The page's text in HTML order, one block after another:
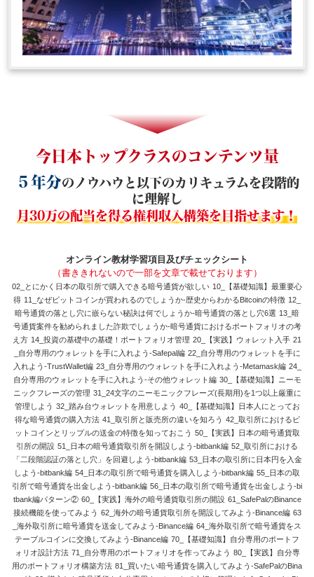
今日本トップクラスのコンテンツ量
５年分のノウハウと以下のカリキュラムを段階的
に理解し
月30万の配当を得る権利収入構築を目指せます！
オンライン教材学習項目及びチェックシート
（書ききれないので一部を文章で載せております）
02_とにかく日本の取引所で購入できる暗号通貨が欲しい 10_【基礎知識】最重要心
得 11_なぜビットコインが買われるのでしょうか-歴史からわかるBitcoinの特徴 12_
暗号通貨の落とし穴に嵌らない秘訣は何でしょうか-暗号通貨の落とし穴6選 13_暗
号通貨案件を勧められました詐欺でしょうか-暗号通貨におけるポートフォリオの考
え方 14_投資の基礎中の基礎！ポートフォリオ管理 20_【実践】ウォレット入手 21
_自分専用のウォレットを手に入れよう-Safepal編 22_自分専用のウォレットを手に
入れよう-TrustWallet編 23_自分専用のウォレットを手に入れよう-Metamask編 24_
自分専用のウォレットを手に入れよう-その他ウォレット編 30_【基礎知識】ニーモ
ニックフレーズの管理 31_24文字のニーモニックフレーズ(長期用)を1つ以上厳重に
管理しよう 32_踏み台ウォレットを用意しよう 40_【基礎知識】日本人にとってお
得な暗号通貨の購入方法 41_取引所と販売所の違いを知ろう 42_取引所におけるビ
ットコインとリップルの送金の特徴を知っておこう 50_【実践】日本の暗号通貨取
引所の開設 51_日本の暗号通貨取引所を開設しよう-bitbank編 52_取引所における
「二段階認証の落とし穴」を回避しよう-bitbank編 53_日本の取引所に日本円を入金
しよう-bitbank編 54_日本の取引所で暗号通貨を購入しよう-bitbank編 55_日本の取
引所で暗号通貨を出金しよう-bitbank編 56_日本の取引所で暗号通貨を出金しよう-bi
tbank編パターン② 60_【実践】海外の暗号通貨取引所の開設 61_SafePalのBinance
接続機能を使ってみよう 62_海外の暗号通貨取引所を開設してみよう-Binance編 63
_海外取引所に暗号通貨を送金してみよう-Binance編 64_海外取引所で暗号通貨をス
テーブルコインに交換してみよう-Binance編 70_【基礎知識】自分専用のポートフ
ォリオ設計方法 71_自分専用のポートフォリオを作ってみよう 80_【実践】自分専
用のポートフォリオ構築方法 81_買いたい暗号通貨を購入してみよう-SafePalのBina